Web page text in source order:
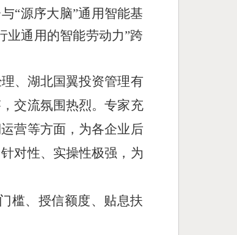
“源序大脑”通用智能基
业通用的智能劳动力”跨
、湖北国翼投资管理有
交流氛围热烈。专家充
营等方面，为各企业后
对性、实操性极强，为
槛、授信额度、贴息扶